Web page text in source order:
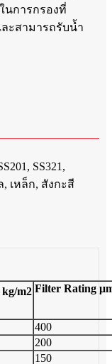
นการกรองที่
ะสามารถรับน้ำ
SS321,
, เหล็ก, สังกะสี
kg/m2 Filter Rating μ
400
200
150